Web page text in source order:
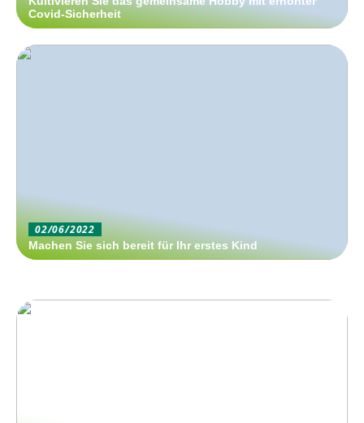
Covid-Sicherheit
02/06/2022
Machen Sie sich bereit für Ihr erstes Kind